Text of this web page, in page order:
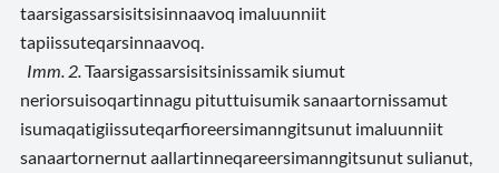
taarsigassarsisitsisinnaavoq imaluunniit
tapiissuteqarsinnaavoq.
Imm. 2. Taarsigassarsisitsinissamik siumut
neriorsuisoqartinnagu pituttuisumik sanaartornissamut
isumaqatigiissuteqarfioreersimanngitsunut imaluunniit
sanaartornernut aallartinneqareersimanngitsunut sulianut,